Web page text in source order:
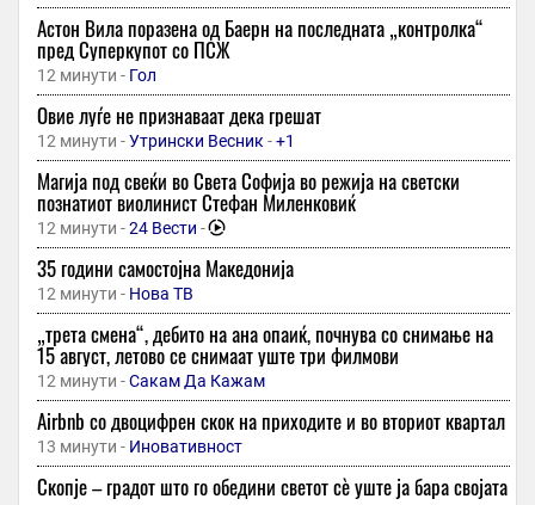
Астон Вила поразена од Баерн на последната „контролка“
пред Суперкупот со ПСЖ
12 минути - Гол
Овие луѓе не признаваат дека грешат
12 минути -Утрински Весник -+1
Магија под свеќи во Света Софија во режија на светски
познатиот виолинист Стефан Миленковиќ
12 минути -24 Вести -
35 години самостојна Македонија
12 минути - Нова ТВ
„трета смена“, дебито на ана опаиќ, почнува со снимање на
15 август, летово се снимаат уште три филмови
12 минути -Сакам Да Кажам
Airbnb со двоцифрен скок на приходите и во вториот квартал
13 минути - Иновативност
Скопје – градот што го обедини светот сè уште ја бара својата